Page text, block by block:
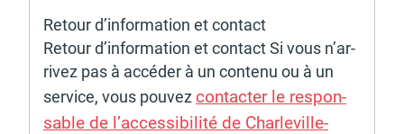
Retour d’infor­ma­tion et contact
Retour d’in­for­ma­tion et contact Si vous n’ar­
ri­vez pas à accé­der à un contenu ou à un
service, vous pouvez contac­ter le respon­
sable de l’ac­ces­si­bi­lité de Char­le­ville-